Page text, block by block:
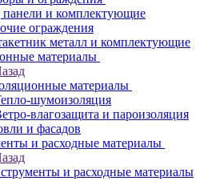
панели и комплектующие
ограждения
металл и комплектующие
материалы
материалы
шумоизоляция
влагозащита и пароизоляция
и фасадов
и расходные материалы
и расходные материалы